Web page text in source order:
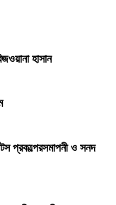
হাসান
প্রকল্পেরসমাপনী ও সনদ